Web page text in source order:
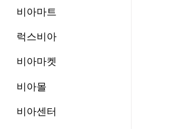
비아마트
럭스비아
비아마켓
비아몰
비아센터